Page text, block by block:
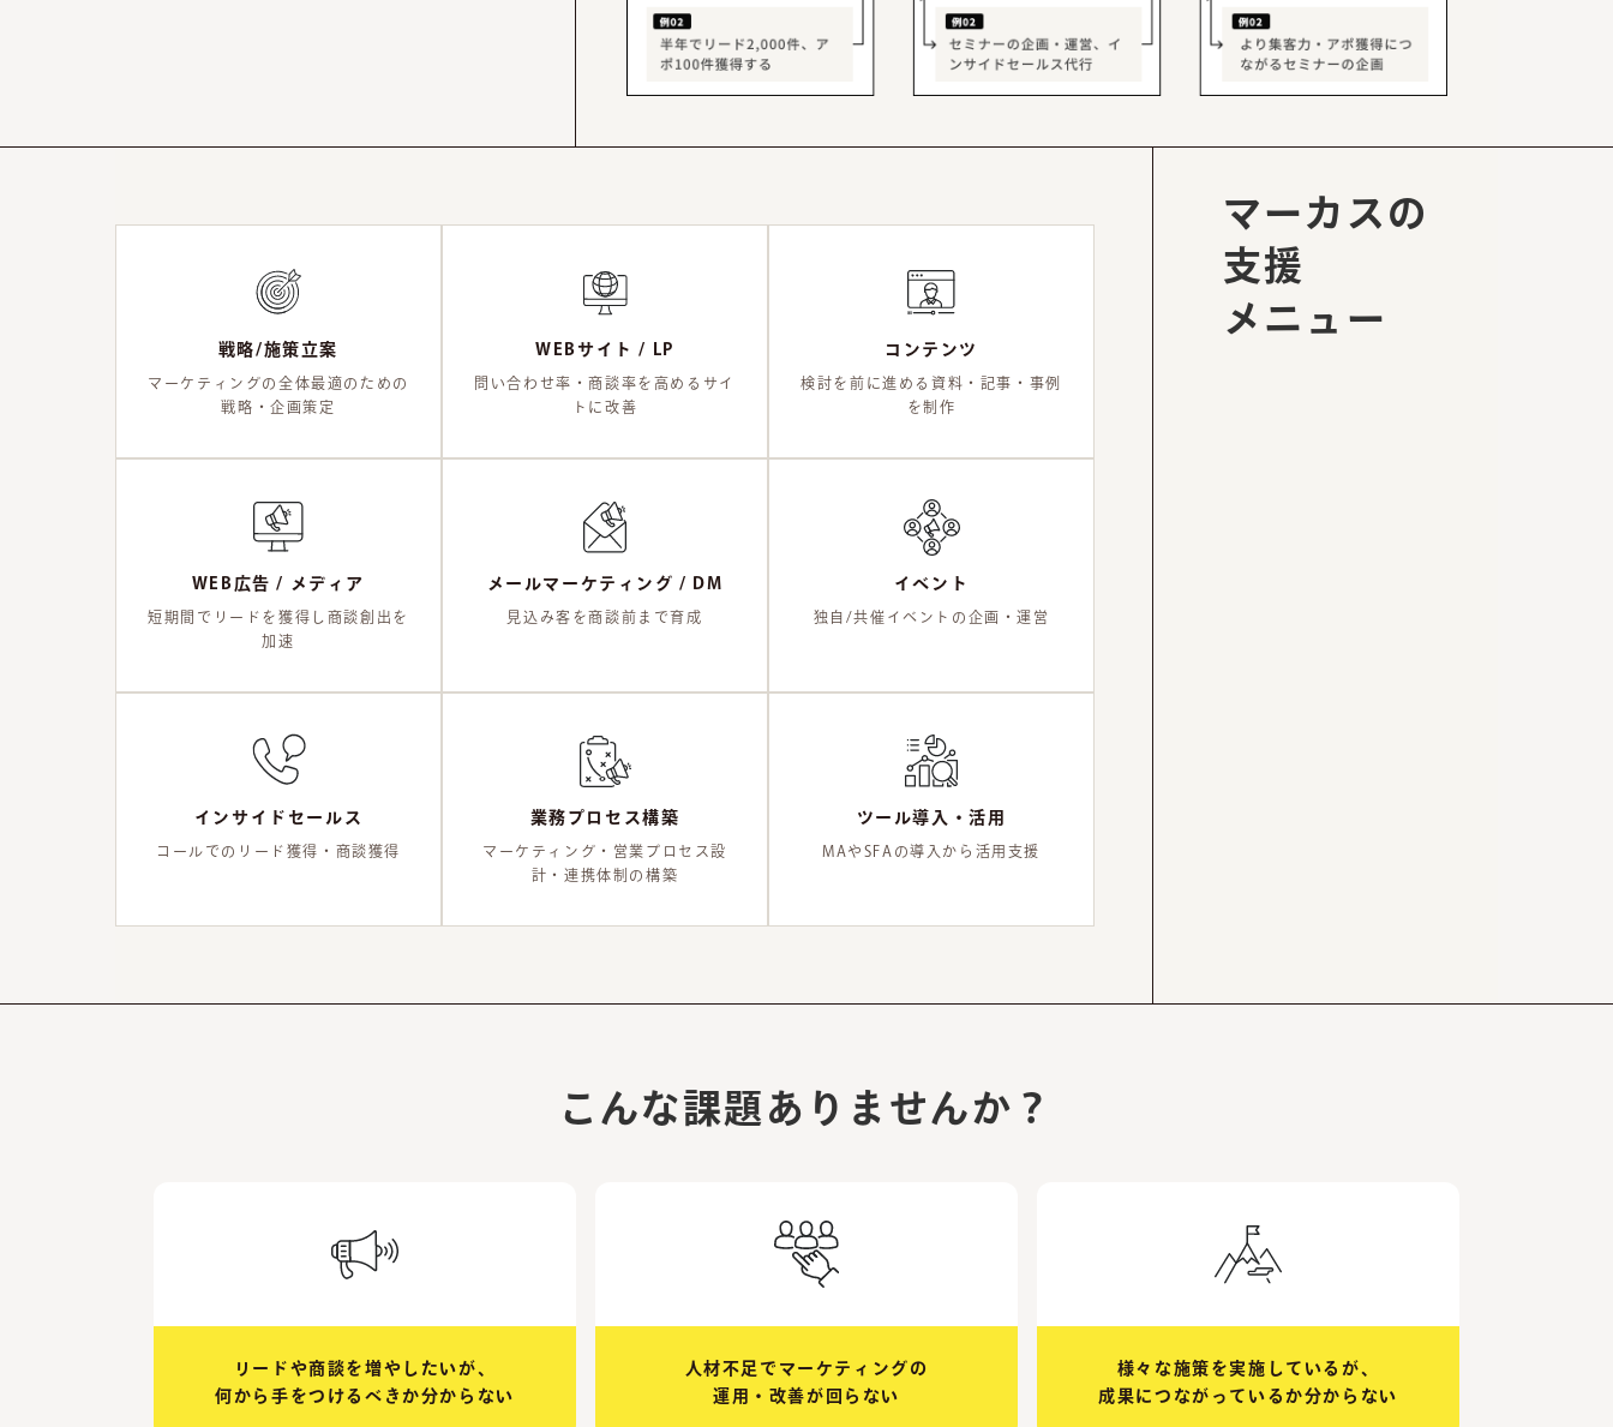
戦略/施策立案
マーケティングの全体最適のための
戦略・企画策定
WEBサイト / LP
問い合わせ率・商談率を高めるサイ
トに改善
コンテンツ
検討を前に進める資料・記事・事例
を制作
WEB広告 / メディア
短期間でリードを獲得し商談創出を
加速
メールマーケティング / DM
見込み客を商談前まで育成
イベント
独自/共催イベントの企画・運営
インサイドセールス
コールでのリード獲得・商談獲得
業務プロセス構築
マーケティング・営業プロセス設
計・連携体制の構築
ツール導入・活用
MAやSFAの導入から活用支援
マーカスの
支援
メニュー
こんな課題ありませんか？
リードや商談を増やしたいが、
何から手をつけるべきか分からない
人材不足でマーケティングの
運用・改善が回らない
様々な施策を実施しているが、
成果につながっているか分からない